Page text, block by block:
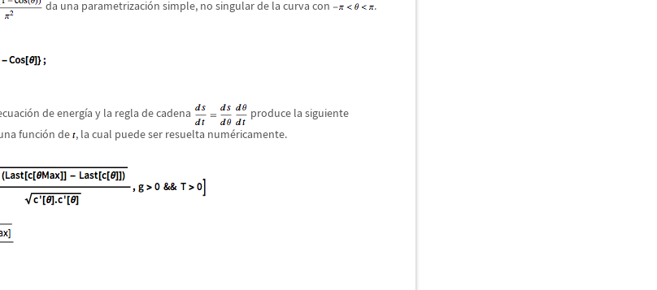
da una parametrización simple, no singular de la curva con .
ón de energía y la regla de cadena
produce la siguiente
función de , la cual puede ser resuelta numéricamente.